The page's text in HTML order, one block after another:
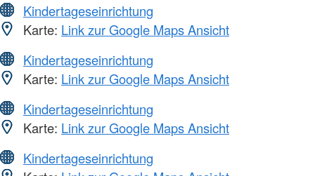
Kindertageseinrichtung
Karte: Link zur Google Maps Ansicht
Kindertageseinrichtung
Karte: Link zur Google Maps Ansicht
Kindertageseinrichtung
Karte: Link zur Google Maps Ansicht
Kindertageseinrichtung